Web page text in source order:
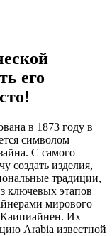
его
в 1873 году в
символом
С самого
создать изделия,
традиции,
ключевых этапов
мирового
Их
Arabia известной